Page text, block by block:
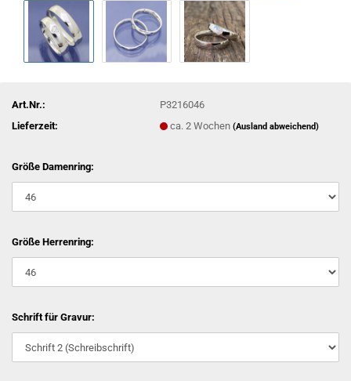
Art.Nr.:
P3216046
Lieferzeit:
ca. 2 Wochen(Ausland abweichend)
Größe Damenring:
Größe Herrenring:
Schrift für Gravur: